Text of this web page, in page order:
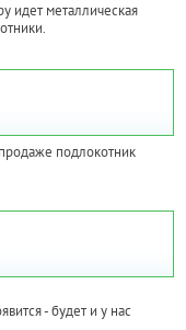
идет металлическая
подлокотник
- будет и у нас